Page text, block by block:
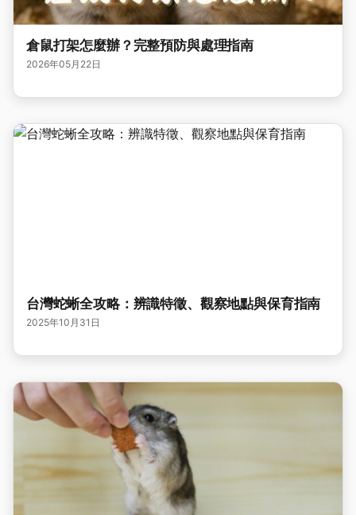
倉鼠打架怎麼辦？完整預防與處理指南
2026年05月22日
台灣蛇蜥全攻略：辨識特徵、觀察地點與保育指南
2025年10月31日